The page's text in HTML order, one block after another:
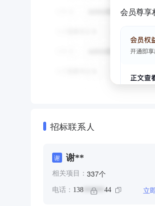
会员尊享
招标联系人
谢 谢**
相关项目： 337个
电话： 138 ****** 44 立